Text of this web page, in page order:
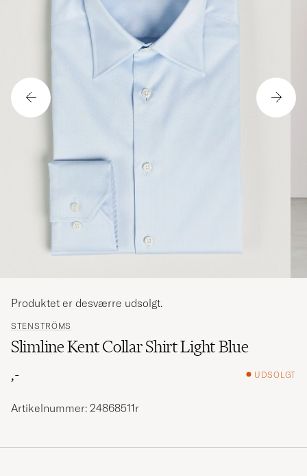
STENSTRÖMS
Slimline Kent Collar Shirt Light Blue
,-
UDSOLGT
Produktet er desværre udsolgt.
Artikelnummer: 24868511r